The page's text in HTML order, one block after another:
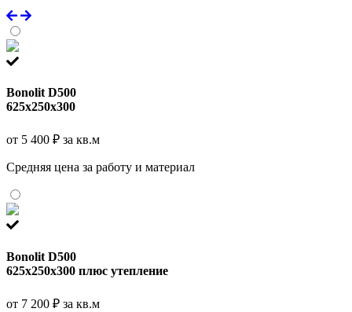
Bonolit D500
625x250x300
от 5 400 ₽ за кв.м
Средняя цена за работу и материал
Bonolit D500
625x250x300 плюс утепление
от 7 200 ₽ за кв.м